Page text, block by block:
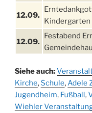
12.09.
Kindergarten
12.09.
Festabend
13.09.
Stadtteilhaus
19.09.
Siehe auch:
Kirche, Schule,Adele
Jugendheim, Fußball ,
Wiehler